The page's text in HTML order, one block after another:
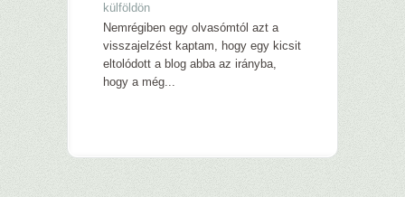
külföldön
Nemrégiben egy olvasómtól azt a
visszajelzést kaptam, hogy egy kicsit
eltolódott a blog abba az irányba,
hogy a még...